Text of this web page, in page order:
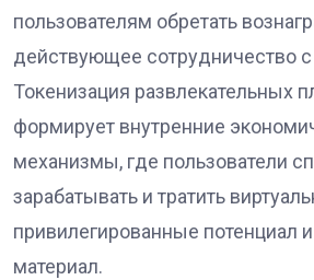
пользователям обретать
действующее сотрудничество с
Токенизация развлекательных
формирует внутренние
механизмы, где пользователи
зарабатывать и тратить
привилегированные потенциал
материал.